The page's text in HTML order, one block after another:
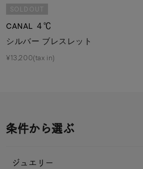
SOLDOUT
CANAL ４℃
シルバー ブレスレット
¥13,200(tax in)
条件から選ぶ
ジュエリー